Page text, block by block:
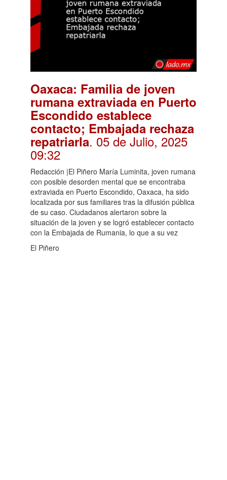
Oaxaca: Familia de joven
rumana extraviada en Puerto
Escondido establece
contacto; Embajada rechaza
repatriarla. 05 de Julio, 2025
09:32
Redacción |El Piñero María Luminita, joven rumana
con posible desorden mental que se encontraba
extraviada en Puerto Escondido, Oaxaca, ha sido
localizada por sus familiares tras la difusión pública
de su caso. Ciudadanos alertaron sobre la
situación de la joven y se logró establecer contacto
con la Embajada de Rumania, lo que a su vez
El Piñero